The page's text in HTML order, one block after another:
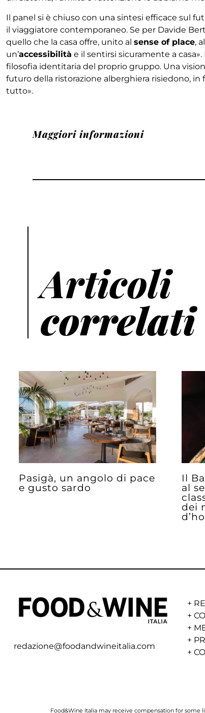
Il panel si è chiuso con una sintesi efficace sul
il viaggiatore contemporaneo. Se per Davide
quello che la casa offre, unito al sense of place,
un’accessibilità e il sentirsi sicuramente a
filosofia identitaria del proprio gruppo. Una
futuro della ristorazione alberghiera risiedono,
tutto».
Maggiori informazioni
Articoli
correlati
Pasigà, un angolo di pace
e gusto sardo
Il
al
dei
redazione@foodandwineitalia.com
+
+
+
+
+
Food&Wine Italia may receive compensation for some